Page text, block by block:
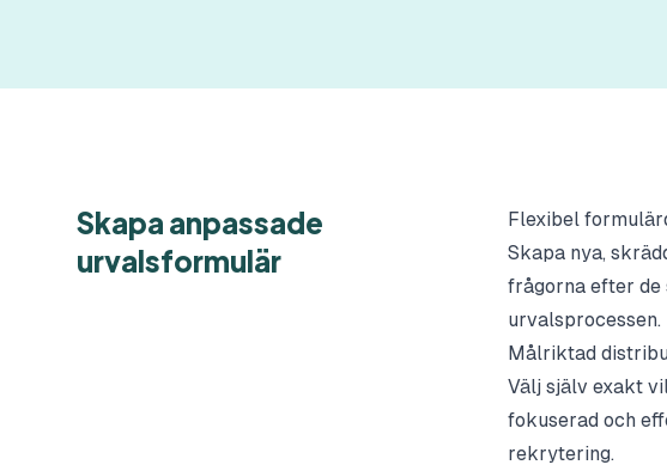
Skapa anpassade
urvalsformulär
Flexibel
Skapa nya,
frågorna efter
urvalsprocessen.
Målriktad
Välj själv exakt
fokuserad och
rekrytering.